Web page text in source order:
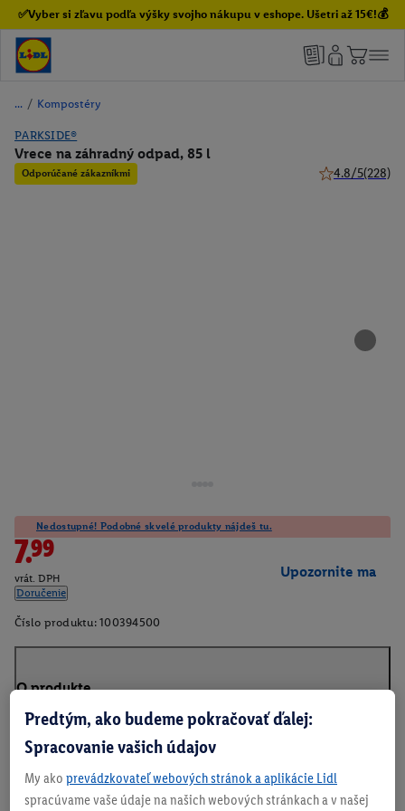
✅Vyber si zľavu podľa výšky svojho nákupu v eshope. Ušetri až 15€!💰
/ Kompostéry
PARKSIDE®
Vrece na záhradný odpad, 85 l
Odporúčané zákazníkmi 4.8/5(228)
Nedostupné! Podobné skvelé produkty nájdeš tu.
7.99
vrát. DPH
Doručenie
Upozornite ma
Číslo produktu: 100394500
O produkte
Predtým, ako budeme pokračovať ďalej:
Spracovanie vašich údajov
My ako prevádzkovateľ webových stránok a aplikácie Lidl
spracúvame vaše údaje na našich webových stránkach a v našej